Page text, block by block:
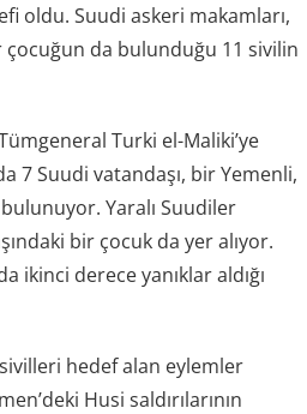
oldu. Suudi askeri makamları,
çocuğun da bulunduğu 11 sivilin
Turki el-Maliki’ye
7 Suudi vatandaşı, bir Yemenli,
bulunuyor. Yaralı Suudiler
bir çocuk da yer alıyor.
ikinci derece yanıklar aldığı
hedef alan eylemler
Husi saldırılarının